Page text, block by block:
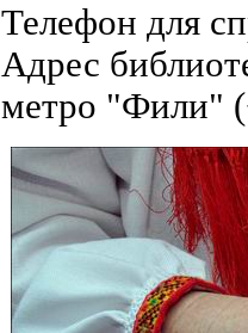
Телефон для
Адрес
метро "Фили"